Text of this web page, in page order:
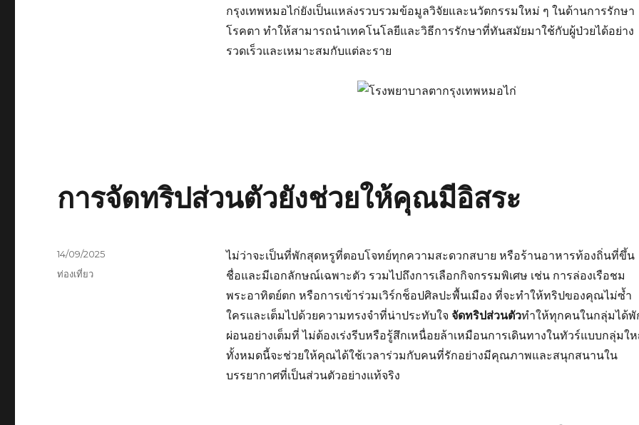
กรุงเทพหมอไก่ยังเป็นแหล่งรวบรวมข้อมูลวิจัยและนวัตกรรมใหม่ ๆ ในด้านการรักษา
โรคตา ทำให้สามารถนำเทคโนโลยีและวิธีการรักษาที่ทันสมัยมาใช้กับผู้ป่วยได้อย่าง
รวดเร็วและเหมาะสมกับแต่ละราย
การจัดทริปส่วนตัวยังช่วยให้คุณมีอิสระ
ไม่ว่าจะเป็นที่พักสุดหรูที่ตอบโจทย์ทุกความสะดวกสบาย หรือร้านอาหารท้องถิ่นที่ขึ้น
ชื่อและมีเอกลักษณ์เฉพาะตัว รวมไปถึงการเลือกกิจกรรมพิเศษ เช่น การล่องเรือชม
พระอาทิตย์ตก หรือการเข้าร่วมเวิร์กช็อปศิลปะพื้นเมือง ที่จะทำให้ทริปของคุณไม่ซ้ำ
ใครและเต็มไปด้วยความทรงจำที่น่าประทับใจ จัดทริปส่วนตัวทำให้ทุกคนในกลุ่มได้พั
ผ่อนอย่างเต็มที่ ไม่ต้องเร่งรีบหรือรู้สึกเหนื่อยล้าเหมือนการเดินทางในทัวร์แบบกลุ่มใ
ทั้งหมดนี้จะช่วยให้คุณได้ใช้เวลาร่วมกับคนที่รักอย่างมีคุณภาพและสนุกสนานใน
บรรยากาศที่เป็นส่วนตัวอย่างแท้จริง
เขียน
เมื่อ
14/09/2025
หมวด
ท่องเที่ยว